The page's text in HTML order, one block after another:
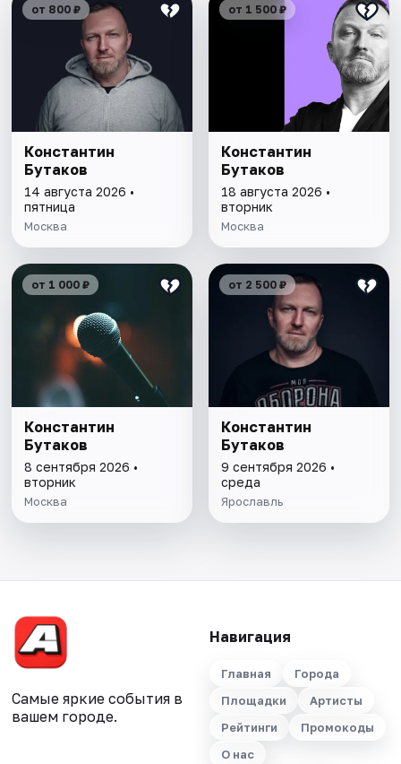
от 800 ₽
Константин
Бутаков
14 августа 2026 •
пятница
Москва
от 1 500 ₽
Константин
Бутаков
18 августа 2026 •
вторник
Москва
от 1 000 ₽
Константин
Бутаков
8 сентября 2026 •
вторник
Москва
от 2 500 ₽
Константин
Бутаков
9 сентября 2026 •
среда
Ярославль
Самые яркие события в
вашем городе.
Навигация
Главная
Города
Площадки
Артисты
Рейтинги
Промокоды
О нас